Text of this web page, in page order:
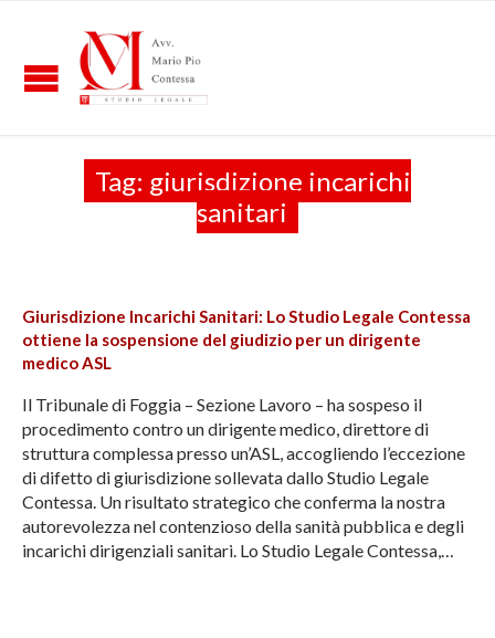
Tag: giurisdizione incarichi
sanitari
Giurisdizione Incarichi Sanitari: Lo Studio Legale Contessa
ottiene la sospensione del giudizio per un dirigente
medico ASL
Il Tribunale di Foggia – Sezione Lavoro – ha sospeso il
procedimento contro un dirigente medico, direttore di
struttura complessa presso un’ASL, accogliendo l’eccezione
di difetto di giurisdizione sollevata dallo Studio Legale
Contessa. Un risultato strategico che conferma la nostra
autorevolezza nel contenzioso della sanità pubblica e degli
incarichi dirigenziali sanitari. Lo Studio Legale Contessa,…